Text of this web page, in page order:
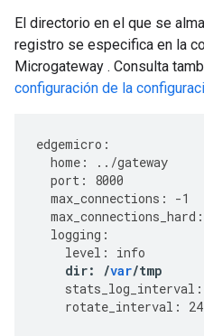
El directorio en el que se
registro se especifica en la
Microgateway . Consulta
configuración de la
edgemicro :
home : ../gateway
port :
8000
max_connections : -1
max_connections_hard :
logging :
level :
info
dir: /var/tmp
stats_log_interval :
rotate_interval : 24